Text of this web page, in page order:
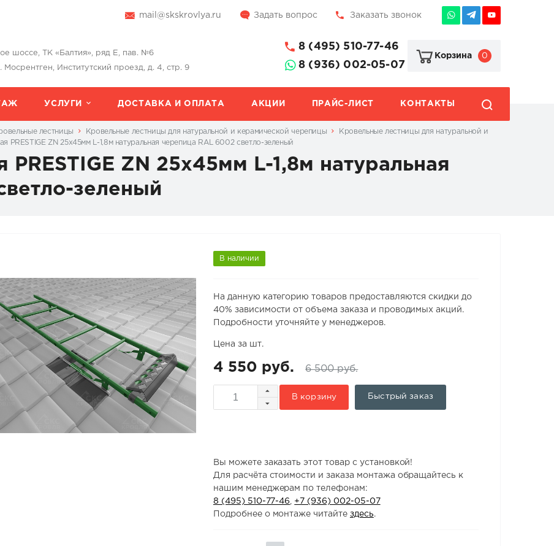
mail@skskrovlya.ru Задать вопрос Заказать звонок
шоссе, ТК «Балтия», ряд Е, пав. №6
Мосрентген, Институтский проезд, д. 4, стр. 9
8 (495) 510-77-46
8 (936) 002-05-07
Корзина 0
УСЛУГИ ДОСТАВКА И ОПЛАТА АКЦИИ ПРАЙС-ЛИСТ КОНТАКТЫ
лестницы Кровельные лестницы для натуральной и керамической черепицы
Кровельные лестницы для натуральной и
PRESTIGE ZN 25x45мм L-1,8м натуральная черепица RAL 6002 светло-зеленый
PRESTIGE ZN 25x45мм L-1,8м натуральная
зеленый
В наличии
На данную категорию товаров предоставляются скидки до
40% зависимости от объема заказа и проводимых акций.
Подробности уточняйте у менеджеров.
Цена за шт.
4 550 руб. 6 500 руб.
В корзину Быстрый заказ
Вы можете заказать этот товар с установкой!
Для расчёта стоимости и заказа монтажа обращайтесь к
нашим менеджерам по телефонам:
8 (495) 510-77-46
+7 (936) 002-05-07
Подробнее о монтаже читайте здесь.